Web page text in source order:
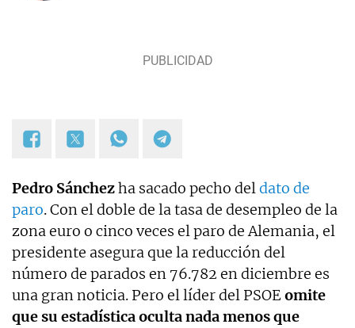
Pedro Sánchezha sacado pecho deldato de
paro. Con el doble de la tasa de desempleo de la
zona euro o cinco veces el paro de Alemania, el
presidente asegura que la reducción del
número de parados en 76.782 en diciembre es
una gran noticia. Pero el líder del PSOEomite
que su estadística oculta nada menos que